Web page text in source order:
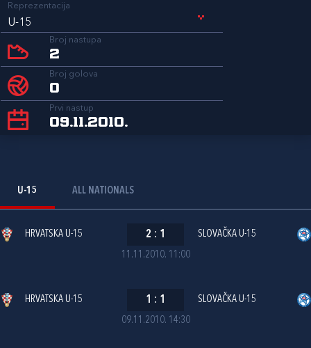
Reprezentacija
U-15
Broj nastupa
2
Broj golova
0
Prvi nastup
09.11.2010.
U-15 ALL NATIONALS
11.11.2010. 11:00
HRVATSKA U-15 2 : 1 SLOVAČKA U-15
09.11.2010. 14:30
HRVATSKA U-15 1 : 1 SLOVAČKA U-15